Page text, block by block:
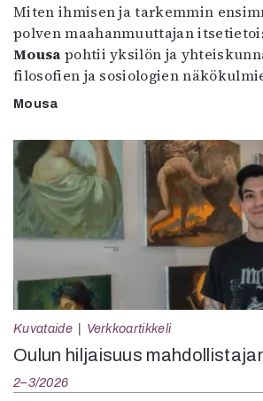
Miten ihmisen ja tarkemmin
polven maahanmuuttajan
Mousa pohtii yksilön ja
filosofien ja sosiologien
Mousa
Kuvataide Verkkoartikkeli
Oulun hiljaisuus
2–3/2026